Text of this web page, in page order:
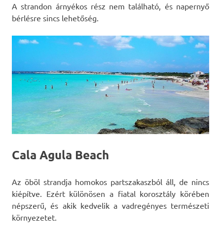
A strandon árnyékos rész nem található, és napernyő
bérlésre sincs lehetőség.
Cala Agula Beach
Az öböl strandja homokos partszakaszból áll, de nincs
kiépítve. Ezért különösen a fiatal korosztály körében
népszerű, és akik kedvelik a vadregényes természeti
környezetet.